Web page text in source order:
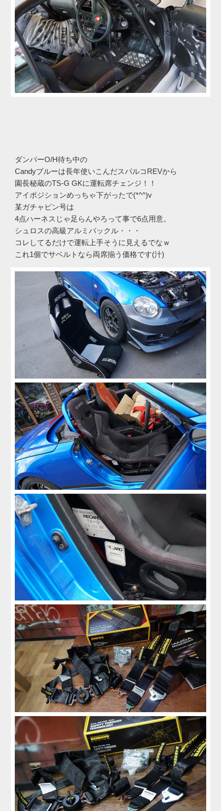
ダンパーO/H待ち中の
Candyブルーは長年使いこんだスパルコREVから
園長秘蔵のTS-G GKに運転席チェンジ！！
アイポジションめっちゃ下がったで(*^^)v
某ガチャピン号は
4点ハーネスじゃ足らんやろって事で6点用意。
シュロスの高級アルミバックル・・・
コレしてるだけで運転上手そうに見えるでなｗ
これ1個でサベルトなら両席揃う価格です(汁)